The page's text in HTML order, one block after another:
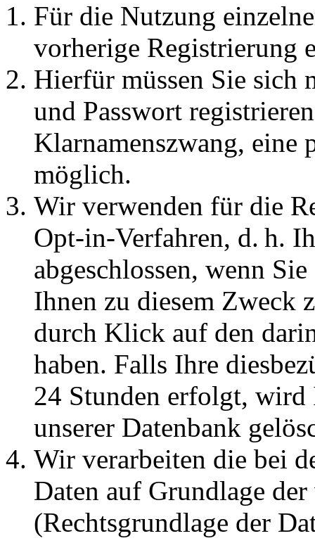
Für die Nutzung
vorherige Registrierung
Hierfür müssen Sie sich
und Passwort
Klarnamenszwang, eine
möglich.
Wir verwenden für die
Opt-in-Verfahren, d. h.
abgeschlossen, wenn
Ihnen zu diesem Zweck
durch Klick auf den
haben. Falls Ihre
24 Stunden erfolgt, wird
unserer Datenbank
Wir verarbeiten die bei
Daten auf Grundlage
(Rechtsgrundlage der